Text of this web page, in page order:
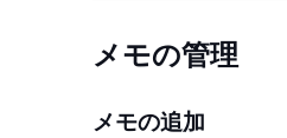
メモの管理
メモの追加